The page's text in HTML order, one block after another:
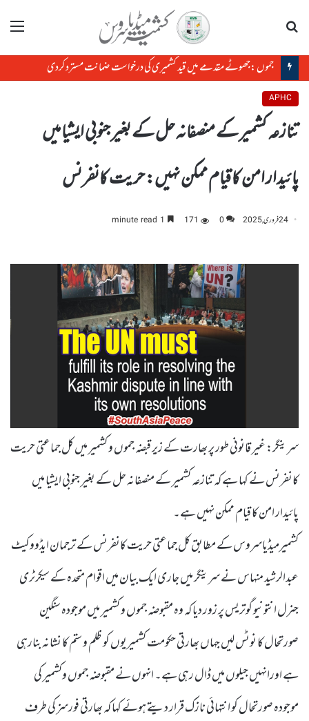
مینو
جموں :جھوٹے مقدمے میں قید کشمیری کی درخواست ضمانت مسترد کردی
APHC
تنازعہ کشمیر کے منصفانہ حل کے بغیر جنوبی ایشیا میں
پائیدار امن کا قیام ممکن نہیں: حریت کانفرنس
24 فروری, 2025 0
171
سرینگر: غیر قانونی طور پر بھارت کے زیر قبضہ جموں و کشمیر میں کل جماعتی حریت
کانفرنس نے کہا ہے کہ تنازعہ کشمیر کے منصفانہ حل کے بغیر جنوبی ایشیا میں
پائیدار امن کا قیام ممکن نہیں ہے۔
کشمیرمیڈیاسروس کے مطابق کل جماعتی حریت کانفرنس کے ترجمان ایڈووکیٹ
عبدالرشید منہاس نے سرینگر میں جاری ایک بیان میں اقوام متحدہ کے سیکرٹری
جنرل انتونیو گوتریس پر زور دیا کہ وہ مقبوضہ جموں و کشمیر میں موجودہ سنگین
صورتحال کا نوٹس لیں جہاں بھارتی حکومت کشمیریوں کو ظلم و ستم کا نشانہ بنارہی
ہے اورانہیں جیلوں میں ڈال رہی ہے۔ انہوں نے مقبوضہ جموں وکشمیر کی
موجودہ صورتحال کو انتہائی نازک قرار دیتے ہوئے کہا کہ بھارتی فورسز کی طرف